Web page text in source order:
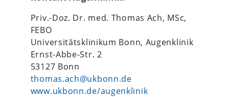
Priv.-Doz. Dr. med. Thomas Ach, MSc,
FEBO
Universitätsklinikum Bonn, Augenklinik
Ernst-Abbe-Str. 2
53127 Bonn
thomas.ach@ukbonn.de
www.ukbonn.de/augenklinik